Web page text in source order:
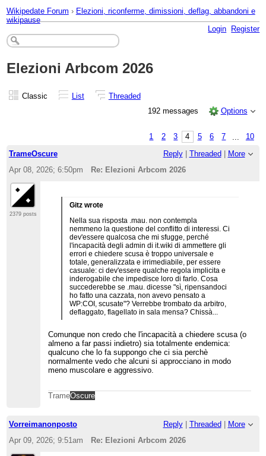
Wikipedate Forum › Elezioni, riconferme, dimissioni, deflag, abbandoni e
wikipause
Login
Register
Elezioni Arbcom 2026
Classic List
Threaded
192 messages
Options
1 2 3 4 5 6 7
10
TrameOscure
Reply| Threaded
More
Apr 08, 2026; 6:50pm
Re: Elezioni Arbcom 2026
2379 posts
Gitz wrote
Nella sua risposta .mau. non contempla
nemmeno la questione del conflitto di interessi. Ci
dev'essere qualcosa che mi sfugge, perché
l'incapacità degli admin di it.wiki di ammettere gli
errori e chiedere scusa è troppo universale e
totale, generalizzata e irrimediabile, per essere
casuale: ci dev'essere qualche regola implicita e
inderogabile che impedisce loro di farlo. Cosa
succederebbe se .mau. dicesse "sì, ripensandoci
ho fatto una cazzata, non avevo pensato a
WP:COI, scusate"? Verrebbe trombato da arbitro,
deflaggato, flagellato in sala mensa? Chissà...
Comunque non credo che l'incapacità a chiedere scusa (o
almeno a far passi indietro) sia totalmente endemica:
qualcuno che lo fa suppongo che ci sia perchè
normalmente vedo che alcuni si approcciano in modo
meno muscolare e aggressivo.
TrameOscure
Vorreimanonposto Reply| Threaded
More
Apr 09, 2026; 9:51am
Re: Elezioni Arbcom 2026